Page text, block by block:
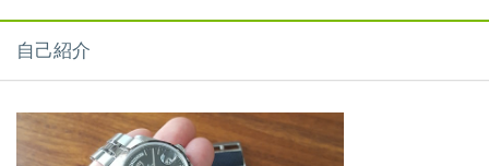
自己紹介